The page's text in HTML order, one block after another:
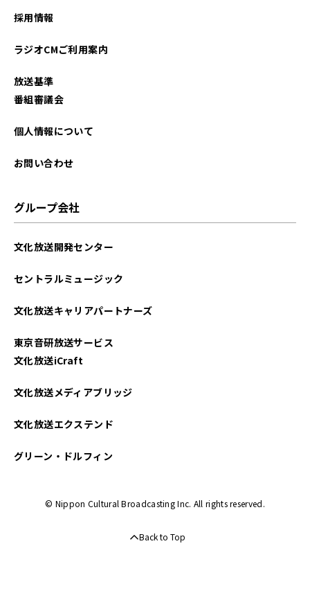
採用情報
ラジオCMご利用案内
放送基準
番組審議会
個人情報について
お問い合わせ
グループ会社
文化放送開発センター
セントラルミュージック
文化放送キャリアパートナーズ
東京音研放送サービス
文化放送iCraft
文化放送メディアブリッジ
文化放送エクステンド
グリーン・ドルフィン
© Nippon Cultural Broadcasting Inc. All rights reserved.
Back to Top